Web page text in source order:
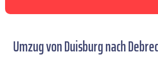
Umzug von Duisburg nach